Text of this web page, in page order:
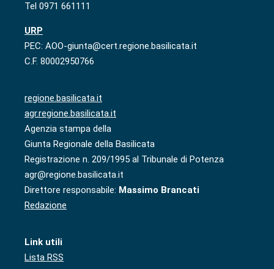
Tel 0971 661111
URP
PEC: AOO-giunta@cert.regione.basilicata.it
C.F. 80002950766
regione.basilicata.it
agr.regione.basilicata.it
Agenzia stampa della
Giunta Regionale della Basilicata
Registrazione n. 209/1995 al Tribunale di Potenza
agr@regione.basilicata.it
Direttore responsabile: Massimo Brancati
Redazione
Link utili
Lista RSS